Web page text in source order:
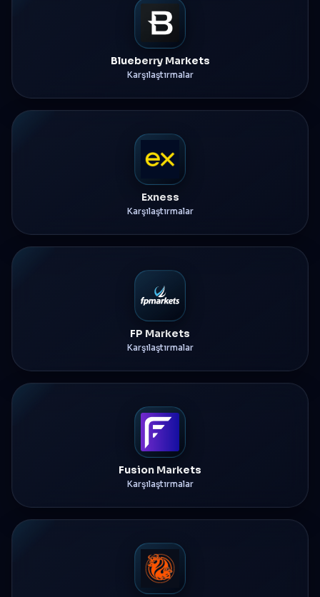
Blueberry Markets
Karşılaştırmalar
Exness
Karşılaştırmalar
FP Markets
Karşılaştırmalar
Fusion Markets
Karşılaştırmalar